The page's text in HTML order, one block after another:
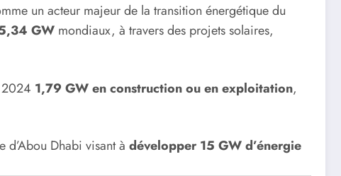
un acteur majeur de la transition énergétique du
GW mondiaux, à travers des projets solaires,
2024 1,79 GW en construction ou en exploitation,
d’Abou Dhabi visant à développer 15 GW d’énergie